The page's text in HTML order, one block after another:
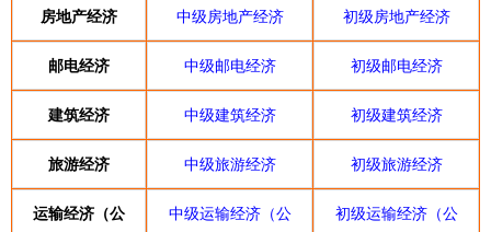
房地产经济 中级房地产经济 初级房地产经济
邮电经济 中级邮电经济 初级邮电经济
建筑经济 中级建筑经济 初级建筑经济
旅游经济 中级旅游经济 初级旅游经济
运输经济（公
中级运输经济（公
初级运输经济（公